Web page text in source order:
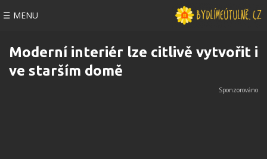
☰ MENU
Moderní interiér lze citlivě vytvořit i
ve starším domě